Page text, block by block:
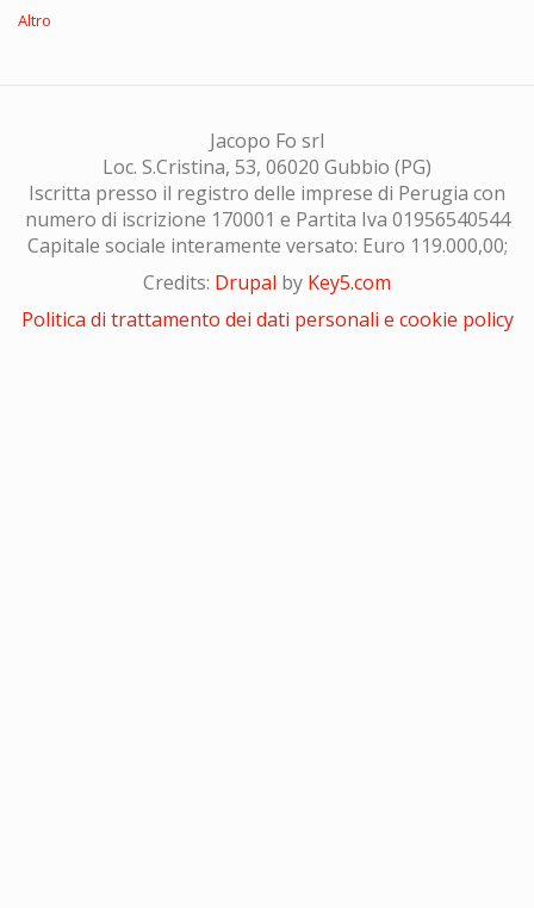
Altro
Jacopo Fo srl
Loc. S.Cristina, 53, 06020 Gubbio (PG)
Iscritta presso il registro delle imprese di Perugia con
numero di iscrizione 170001 e Partita Iva 01956540544
Capitale sociale interamente versato: Euro 119.000,00;
Credits: Drupal by Key5.com
Politica di trattamento dei dati personali e cookie policy